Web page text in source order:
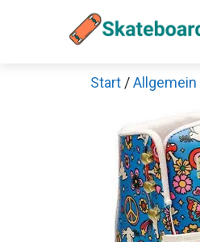
Start /Allgemein